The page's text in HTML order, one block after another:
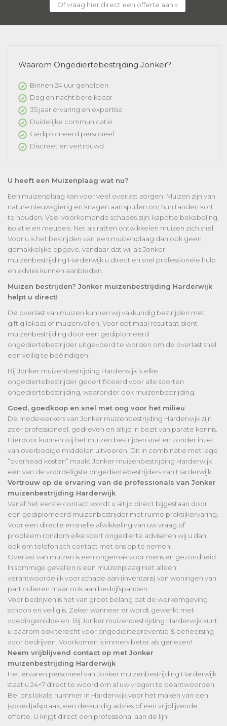
Of vraag hier direct een offerte aan »
Waarom Ongediertebestrijding Jonker?
Binnen 24 uur geholpen
Dag en nacht bereikbaar
35 jaar ervaring en expertise
Duidelijke communicatie
Gediplomeerd personeel
Discreet en vertrouwd
U heeft een Muizenplaag wat nu?
Een muizenplaag kan voor veel overlast zorgen. Muizen zijn van
nature nieuwsgierig en knagen aan spullen om hun tanden kort
te houden. Veel voorkomende schades zijn: kapotte bekabeling,
isolatie en meubels. Net als ratten ontwikkelen muizen zich snel.
Voor u is het bestrijden van een muizenplaag dan ook geen
gemakkelijke opgave, vandaar dat wij als Jonker
muizenbestrijding Harderwijk u direct en snel professionele hulp
en advies kunnen aanbieden.
Muizen bestrijden? Jonker muizenbestrijding Harderwijk
helpt u direct!
De overlast van muizen kunnen wij vakkundig bestrijden met
giftig lokaas of muizenvallen. Voor optimaal resultaat dient
muizenbestrijding door een gediplomeerd
ongediertebestrijder uitgevoerd te worden om de overlast snel
een veilig te beëindigen.
Bij Jonker muizenbestrijding Harderwijk is elke
ongediertebestrijder gecertificeerd voor alle soorten
ongediertebestrijding, waaronder ook muizenbestrijding.
Goed, goedkoop en snel met oog voor het milieu
De medewerkers van Jonker muizenbestrijding Harderwijk zijn
zeer professioneel, gedreven en altijd in bezit van parate kennis.
Hierdoor kunnen wij het muizen bestrijden snel en zonder inzet
van overbodige middelen uitvoeren. Dit in combinatie met lage
“overhead kosten” maakt Jonker muizenbestrijding Harderwijk
een van de voordeligste ongediertebestrijders van Harderwijk.
Vertrouw op de ervaring van de professionals van Jonker
muizenbestrijding Harderwijk
Vanaf het eerste contact wordt u altijd direct bijgestaan door
een gediplomeerd muizenbestrijder met ruime praktijkervaring.
Voor een directe en snelle afwikkeling van uw vraag of
probleem rondom elke soort ongedierte adviseren wij u dan
ook om telefonisch contact met ons op te nemen.
Overlast van muizen is een ongemak voor mens en gezondheid.
In sommige gevallen is een muizenplaag niet alleen
verantwoordelijk voor schade aan (inventaris) van woningen van
particulieren maar ook aan bedrijfspanden.
Voor bedrijven is het van groot belang dat de werkomgeving
schoon en veilig is. Zeker wanneer er wordt gewerkt met
voedingsmiddelen. Bij Jonker muizenbestrijding Harderwijk kunt
u daarom ook terecht voor ongediertepreventie & beheersing
voor bedrijven. Voorkomen is immers beter als genezen!
Neem vrijblijvend contact op met Jonker
muizenbestrijding Harderwijk
Het ervaren personeel van Jonker muizenbestrijding Harderwijk
staat u 24×7 direct te woord om al uw vragen te beantwoorden.
Bel ons lokale nummer in Harderwijk voor het maken van een
(spoed)afspraak, een deskundig advies of een vrijblijvende
offerte. U krijgt direct een professional aan de lijn!